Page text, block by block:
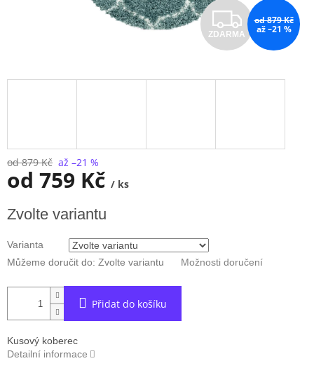
Z
D
A
ZDARMA
od 879 Kč
až –21 %
od 879 Kč až –21 %
od 759 Kč / ks
cena:
Zvolte variantu
Varianta
Můžeme doručit do: Zvolte variantu Možnosti doručení
Přidat do košíku
Kusový koberec
Detailní informace